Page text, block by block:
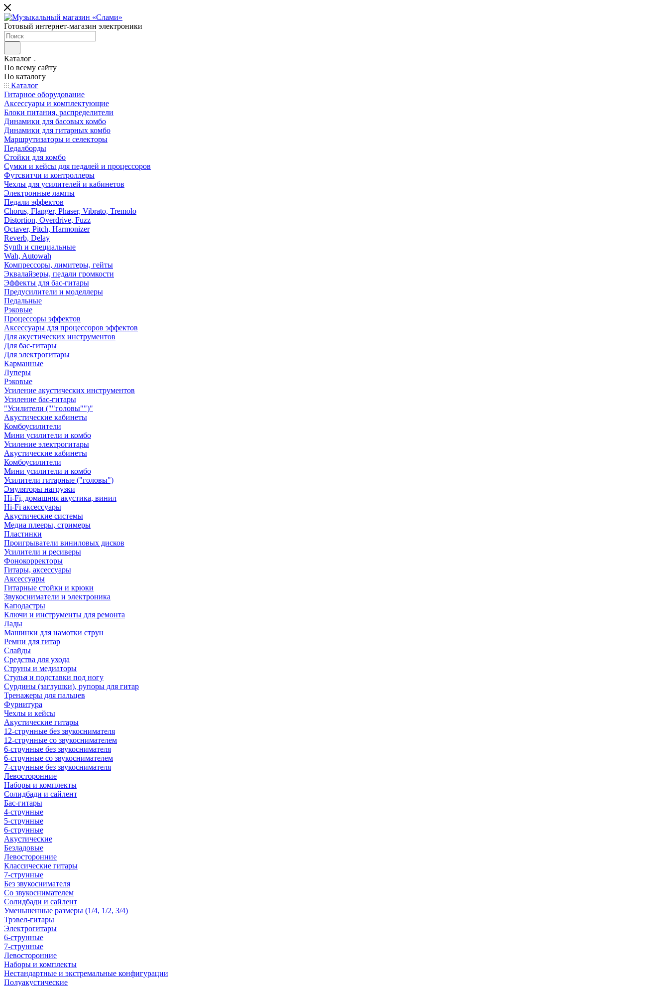
Готовый интернет-магазин электроники
Каталог
По всему сайту
По каталогу
Каталог
Гитарное оборудование
Аксессуары и комплектующие
Блоки питания, распределители
Динамики для басовых комбо
Динамики для гитарных комбо
Маршрутизаторы и селекторы
Педалборды
Стойки для комбо
Сумки и кейсы для педалей и процессоров
Футсвитчи и контроллеры
Чехлы для усилителей и кабинетов
Электронные лампы
Педали эффектов
Chorus, Flanger, Phaser, Vibrato, Tremolo
Distortion, Overdrive, Fuzz
Octaver, Pitch, Harmonizer
Reverb, Delay
Synth и специальные
Wah, Autowah
Компрессоры, лимитеры, гейты
Эквалайзеры, педали громкости
Эффекты для бас-гитары
Предусилители и моделлеры
Педальные
Рэковые
Процессоры эффектов
Аксессуары для процессоров эффектов
Для акустических инструментов
Для бас-гитары
Для электрогитары
Карманные
Луперы
Рэковые
Усиление акустических инструментов
Усиление бас-гитары
"Усилители (""головы"")"
Акустические кабинеты
Комбоусилители
Мини усилители и комбо
Усиление электрогитары
Акустические кабинеты
Комбоусилители
Мини усилители и комбо
Усилители гитарные ("головы")
Эмуляторы нагрузки
Hi-Fi, домашняя акустика, винил
Hi-Fi аксессуары
Акустические системы
Медиа плееры, стримеры
Пластинки
Проигрыватели виниловых дисков
Усилители и ресиверы
Фонокорректоры
Гитары, аксессуары
Аксессуары
Гитарные стойки и крюки
Звукосниматели и электроника
Каподастры
Ключи и инструменты для ремонта
Лады
Машинки для намотки струн
Ремни для гитар
Слайды
Средства для ухода
Струны и медиаторы
Стулья и подставки под ногу
Сурдины (заглушки), рупоры для гитар
Тренажеры для пальцев
Фурнитура
Чехлы и кейсы
Акустические гитары
12-струнные без звукоснимателя
12-струнные со звукоснимателем
6-струнные без звукоснимателя
6-струнные со звукоснимателем
7-струнные без звукоснимателя
Левосторонние
Наборы и комплекты
Солидбади и сайлент
Бас-гитары
4-струнные
5-струнные
6-струнные
Акустические
Безладовые
Левосторонние
Классические гитары
7-струнные
Без звукоснимателя
Со звукоснимателем
Солидбади и сайлент
Уменьшенные размеры (1/4, 1/2, 3/4)
Трэвел-гитары
Электрогитары
6-струнные
7-струнные
Левосторонние
Наборы и комплекты
Нестандартные и экстремальные конфигурации
Полуакустические